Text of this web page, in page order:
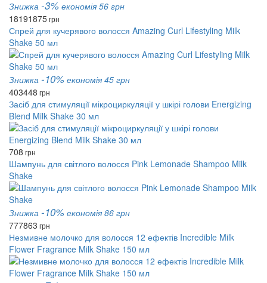
Знижка -3% економія 56 грн
18191875грн
Спрей для кучерявого волосся Amazing Curl Lifestyling Milk
Shake 50 мл
Знижка -10% економія 45 грн
403448 грн
Засіб для стимуляції мікроциркуляції у шкірі голови Energizing
Blend Milk Shake 30 мл
708 грн
Шампунь для світлого волосся Pink Lemonade Shampoo Milk
Shake
Знижка -10% економія 86 грн
777863 грн
Незмивне молочко для волосся 12 ефектів Incredible Milk
Flower Fragrance Milk Shake 150 мл